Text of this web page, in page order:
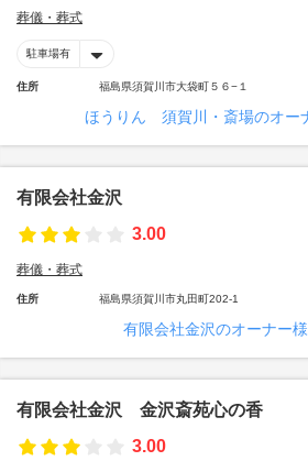
葬儀・葬式
駐車場有
住所 福島県須賀川市大袋町５６−１
ほうりん 須賀川・斎場のオー
有限会社金沢
3.00
葬儀・葬式
住所 福島県須賀川市丸田町202-1
有限会社金沢のオーナー
有限会社金沢 金沢斎苑心の香
3.00